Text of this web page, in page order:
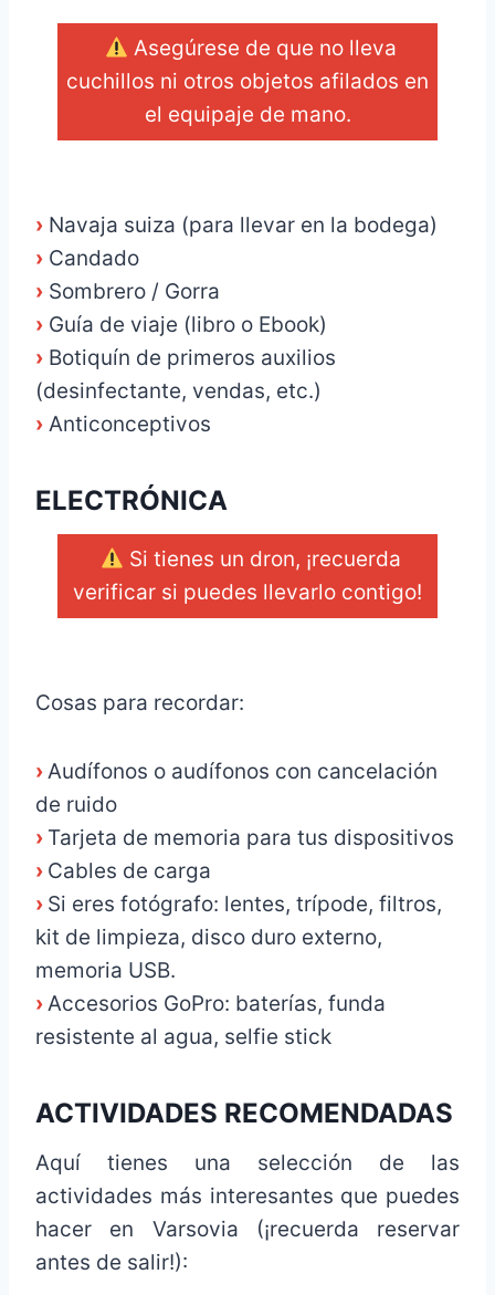
Asegúrese de que no lleva
cuchillos ni otros objetos afilados en
el equipaje de mano.
› Navaja suiza (para llevar en la bodega)
› Candado
› Sombrero / Gorra
› Guía de viaje (libro o Ebook)
› Botiquín de primeros auxilios
(desinfectante, vendas, etc.)
› Anticonceptivos
ELECTRÓNICA
Si tienes un dron, ¡recuerda
verificar si puedes llevarlo contigo!
Cosas para recordar:
›Audífonos o audífonos con cancelación
de ruido
› Tarjeta de memoria para tus dispositivos
› Cables de carga
› Si eres fotógrafo: lentes, trípode, filtros,
kit de limpieza, disco duro externo,
memoria USB.
›Accesorios GoPro: baterías, funda
resistente al agua, selfie stick
ACTIVIDADES RECOMENDADAS
Aquí tienes una selección de las
actividades más interesantes que puedes
hacer en Varsovia (¡recuerda reservar
antes de salir!):